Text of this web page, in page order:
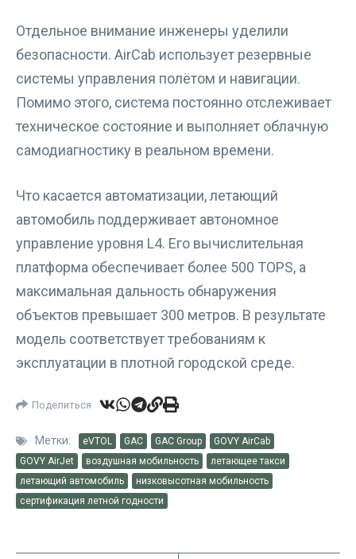
Отдельное внимание инженеры уделили
безопасности. AirCab использует резервные
системы управления полётом и навигации.
Помимо этого, система постоянно отслеживает
техническое состояние и выполняет облачную
самодиагностику в реальном времени.
Что касается автоматизации, летающий
автомобиль поддерживает автономное
управление уровня L4. Его вычислительная
платформа обеспечивает более 500 TOPS, а
максимальная дальность обнаружения
объектов превышает 300 метров. В результате
модель соответствует требованиям к
эксплуатации в плотной городской среде.
Поделиться
Метки: eVTOL GAC GAC Group
GOVY AirCab
GOVY AirJet
воздушная мобильность
летающее такси
летающий автомобиль
низковысотная мобильность
сертификация летной годности